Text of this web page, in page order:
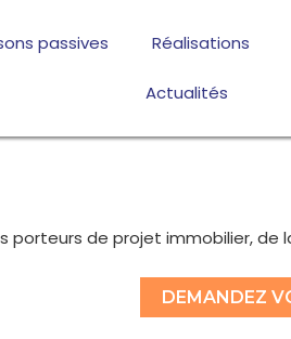
passives Réalisations
Actualités
de projet immobilier, de
DEMANDEZ